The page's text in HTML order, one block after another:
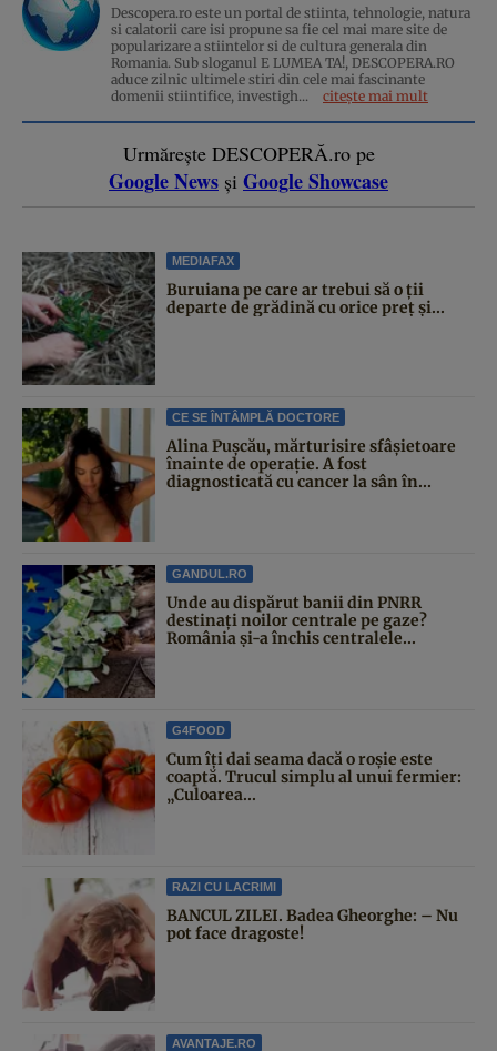
Descopera.ro este un portal de stiinta, tehnologie, natura
si calatorii care isi propune sa fie cel mai mare site de
popularizare a stiintelor si de cultura generala din
Romania. Sub sloganul E LUMEA TA!, DESCOPERA.RO
aduce zilnic ultimele stiri din cele mai fascinante
domenii stiintifice, investigh...
citește mai mult
Urmărește DESCOPERĂ.ro pe
Google News și Google Showcase
MEDIAFAX
Buruiana pe care ar trebui să o ții
departe de grădină cu orice preț și...
CE SE ÎNTÂMPLĂ DOCTORE
Alina Pușcău, mărturisire sfâșietoare
înainte de operație. A fost
diagnosticată cu cancer la sân în...
GANDUL.RO
Unde au dispărut banii din PNRR
destinați noilor centrale pe gaze?
România și-a închis centralele...
G4FOOD
Cum îți dai seama dacă o roșie este
coaptă. Trucul simplu al unui fermier:
„Culoarea...
RAZI CU LACRIMI
BANCUL ZILEI. Badea Gheorghe: – Nu
pot face dragoste!
AVANTAJE.RO